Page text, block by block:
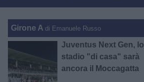
Girone A di Emanuele Russo
Juventus Next Gen, lo
stadio "di casa" sarà
ancora il Moccagatta